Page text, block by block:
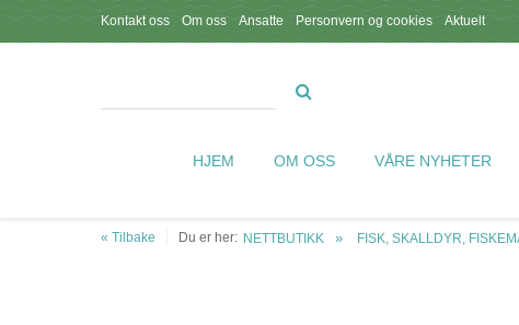
Kontakt oss Om oss Ansatte Personvern og cookies Aktuelt
HJEM OM OSS VÅRE NYHETER
« Tilbake Du er her: NETTBUTIKK FISK, SKALLDYR,